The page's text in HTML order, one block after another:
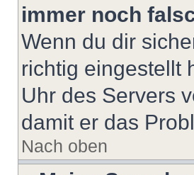
immer noch
Wenn du dir
richtig eingestellt
Uhr des Servers
damit er das
Nach oben